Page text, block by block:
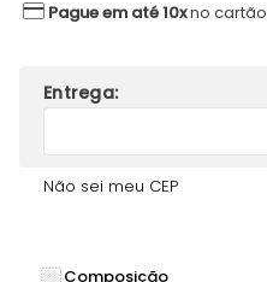
Pague em até 10xno cartão
Não sei meu CEP
Composição